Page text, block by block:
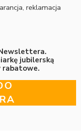
reklamacja
jubilerską
rabatowe.